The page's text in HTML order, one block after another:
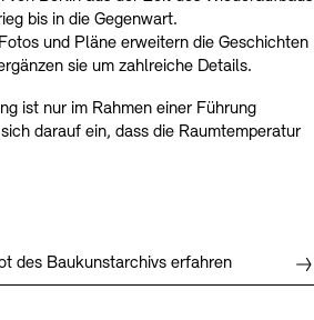
bis in die Gegenwart.
und Pläne erweitern die Geschichten
sie um zahlreiche Details.
ist nur im Rahmen einer Führung
darauf ein, dass die Raumtemperatur
des Baukunstarchivs erfahren